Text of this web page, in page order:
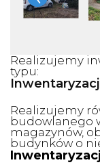
Realizujemy
typu:
Realizujemy
budowlanego
magazynów,
budynków o